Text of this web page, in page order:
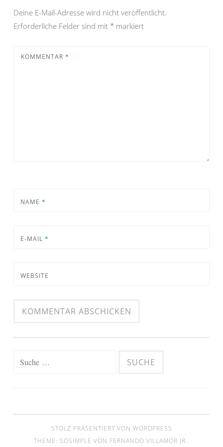
Deine E-Mail-Adresse wird nicht veröffentlicht.
Erforderliche Felder sind mit * markiert
KOMMENTAR *
NAME *
E-MAIL *
WEBSITE
Suche
STOLZ PRÄSENTIERT VON WORDPRESS
THEME: SOSIMPLE VON FERNANDO VILLAMOR JR..